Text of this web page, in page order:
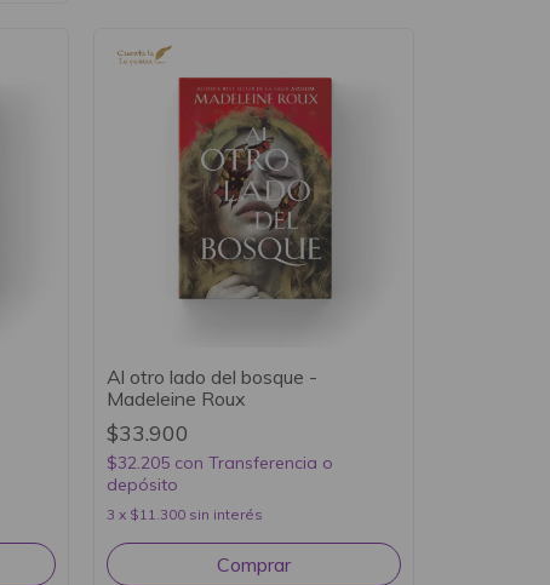
Al otro lado del bosque -
Madeleine Roux
$33.900
$32.205 con Transferencia o
depósito
3 x $11.300 sin interés